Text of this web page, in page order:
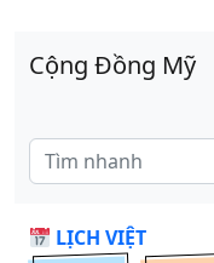
Cộng Đồng Mỹ
LỊCH VIỆT